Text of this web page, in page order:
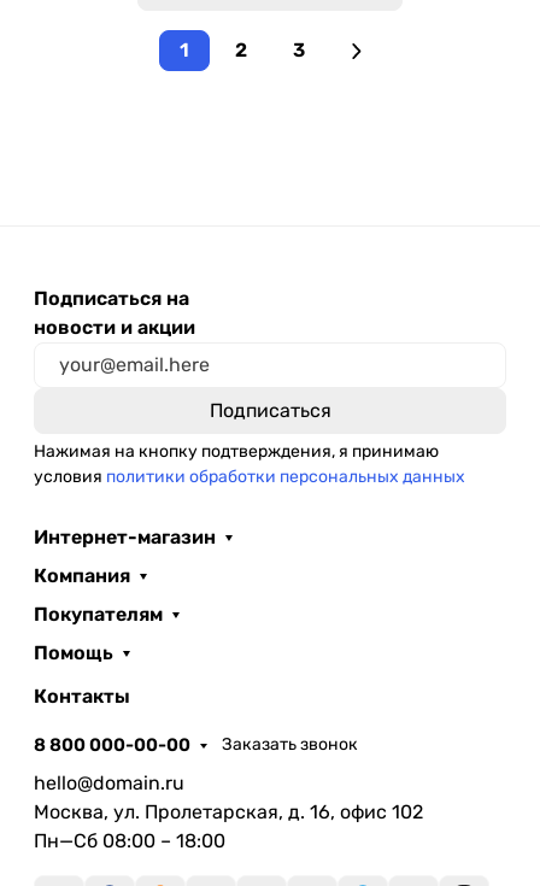
1 2 3
Подписаться на
новости и акции
Нажимая на кнопку подтверждения, я принимаю
условия политики обработки персональных данных
Интернет-магазин
Компания
Покупателям
Помощь
Контакты
8 800 000-00-00 Заказать звонок
hello@domain.ru
Москва, ул. Пролетарская, д. 16, офис 102
Пн—Сб 08:00 – 18:00